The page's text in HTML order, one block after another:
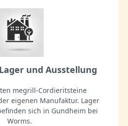
und Ausstellung
megrill-Cordieritsteine
eigenen Manufaktur. Lager
sich in Gundheim bei
Worms.